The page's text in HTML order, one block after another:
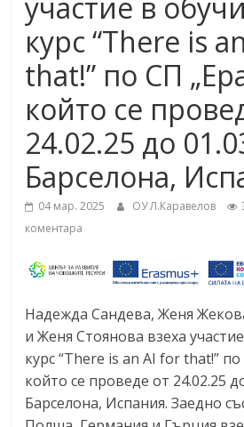
курс “There is
that!” по СП
който се
24.02.25 до
Барселона,
04 мар. 2025 ОУ Л.Каравелов
коментара
Надежда Сандева, Женя
и Женя Стоянова взеха
курс “There is an AI for that!”
който се проведе от 24.02.25
Барселона, Испания. Заедно